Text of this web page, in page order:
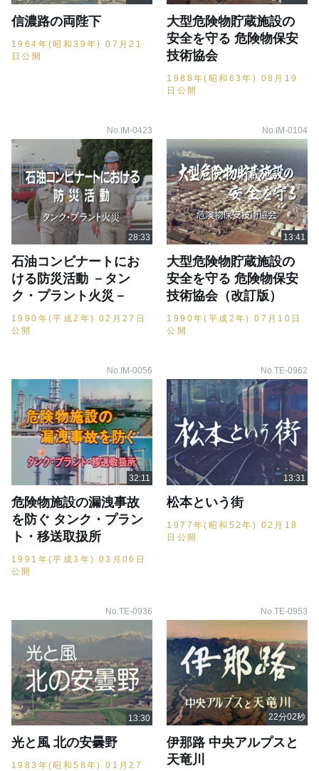
信濃路の両陛下
1964年(昭和39年) 07月21
日公開
大型危険物貯蔵施設の
安全を守る 危険物保安
技術協会
1988年(昭和63年) 08月19
日公開
No.IM-0423
石油コンビナートにお
ける防災活動 －タン
ク・プラント火災－
1990年(平成2年) 02月27日
公開
No.IM-0104
大型危険物貯蔵施設の
安全を守る 危険物保安
技術協会（改訂版）
1990年(平成2年) 07月10日
公開
No.IM-0056
危険物施設の漏洩事故
を防ぐ タンク・プラン
ト・移送取扱所
1991年(平成3年) 03月06日
公開
No.TE-0962
松本という街
1977年(昭和52年) 02月18
日公開
No.TE-0936
光と風 北の安曇野
1983年(昭和58年) 01月27
No.TE-0953
伊那路 中央アルプスと
天竜川